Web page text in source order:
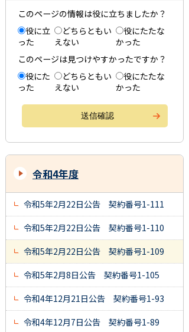
このページの情報は役に立ちましたか？
役に立
った
どちらともい
えない
役にたたな
かった
このページは見つけやすかったですか？
役にた
った
どちらともい
えない
役にたたな
かった
令和4年度
令和5年2月22日公告 契約番号1-111
令和5年2月22日公告 契約番号1-110
令和5年2月22日公告 契約番号1-109
令和5年2月8日公告 契約番号1-105
令和4年12月21日公告 契約番号1-93
令和4年12月7日公告 契約番号1-89